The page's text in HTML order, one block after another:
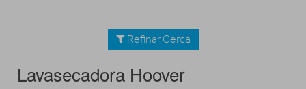
Refinar Cerca
Lavasecadora Hoover